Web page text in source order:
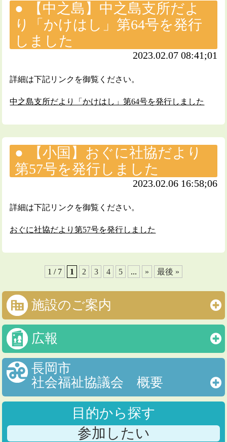
【中之島】中之島支所だよ
り「かけはし」第64号を発行
しました
2023.02.07 08:41;01
詳細は下記リンクを御覧ください。
中之島支所だより「かけはし」第64号を発行しました
【小国】おぐに社協だより
第57号を発行しました
2023.02.06 16:58;06
詳細は下記リンクを御覧ください。
おぐに社協だより第57号を発行しました
1 / 7 1 2 3 4 5 ... » 最後 »
施設のご案内
広報
長岡市
社会福祉協議会 概要
目的から探す
参加したい